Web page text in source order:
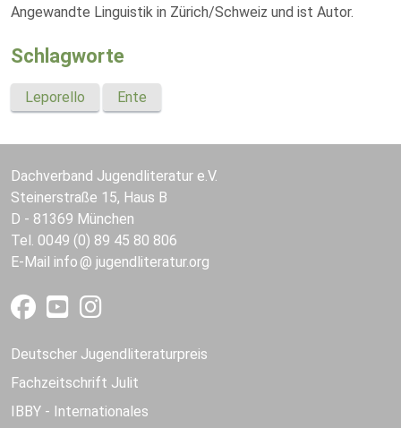
Angewandte Linguistik in Zürich/Schweiz und ist Autor.
Schlagworte
Leporello Ente
Dachverband Jugendliteratur e.V.
Steinerstraße 15, Haus B
D - 81369 München
Tel. 0049 (0) 89 45 80 806
E-Mail info jugendliteratur.org
Deutscher Jugendliteraturpreis
Fachzeitschrift Julit
IBBY - Internationales